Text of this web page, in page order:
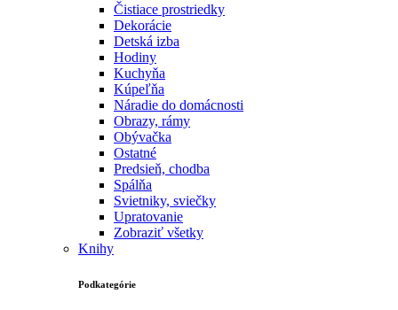
Čistiace prostriedky
Dekorácie
Detská izba
Hodiny
Kuchyňa
Kúpeľňa
Náradie do domácnosti
Obrazy, rámy
Obývačka
Ostatné
Predsieň, chodba
Spálňa
Svietniky, sviečky
Upratovanie
Zobraziť všetky
Knihy
Podkategórie